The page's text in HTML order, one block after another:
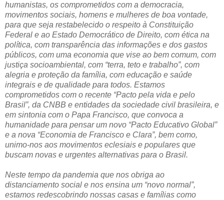
humanistas, os comprometidos com a democracia,
movimentos sociais, homens e mulheres de boa vontade,
para que seja restabelecido o respeito à Constituição
Federal e ao Estado Democrático de Direito, com ética na
política, com transparência das informações e dos gastos
públicos, com uma economia que vise ao bem comum, com
justiça socioambiental, com “terra, teto e trabalho”, com
alegria e proteção da família, com educação e saúde
integrais e de qualidade para todos. Estamos
comprometidos com o recente “Pacto pela vida e pelo
Brasil”, da CNBB e entidades da sociedade civil brasileira, e
em sintonia com o Papa Francisco, que convoca a
humanidade para pensar um novo “Pacto Educativo Global”
e a nova “Economia de Francisco e Clara”, bem como,
unimo-nos aos movimentos eclesiais e populares que
buscam novas e urgentes alternativas para o Brasil.
Neste tempo da pandemia que nos obriga ao
distanciamento social e nos ensina um “novo normal”,
estamos redescobrindo nossas casas e famílias como